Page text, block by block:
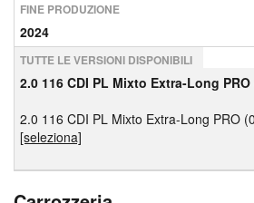
FINE PRODUZIONE
2024
TUTTE LE VERSIONI DISPONIBILI
2.0 116 CDI PL Mixto Extra-Long PRO
2.0 116 CDI PL Mixto Extra-Long PRO
[seleziona]